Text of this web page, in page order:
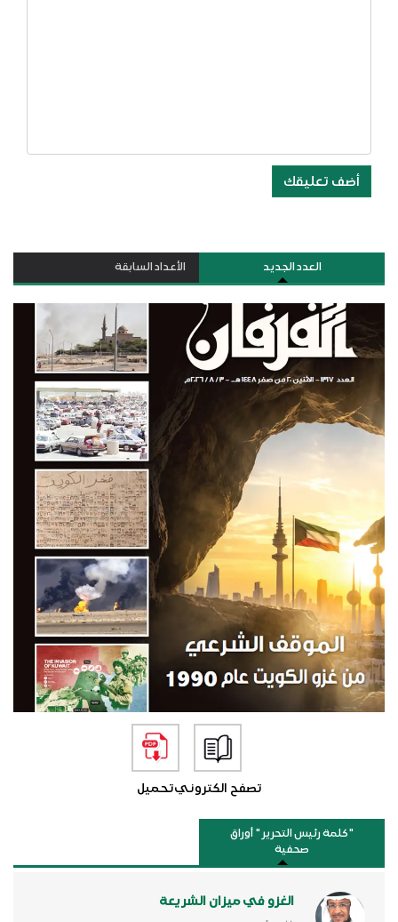
أضف تعليقك
العدد الجديد الأعداد السابقة
تصفح الكترونيتحميل
"كلمة رئيس التحرير " أوراق
صحفية
الغزو في ميزان الشريعة